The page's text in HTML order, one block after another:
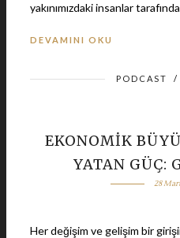
yakınımızdaki insanlar
DEVAMINI OKU
PODCAST /
EKONOMİK
YATAN GÜÇ:
28
Her değişim ve gelişim bir